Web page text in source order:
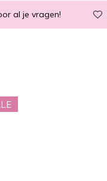
al je vragen!